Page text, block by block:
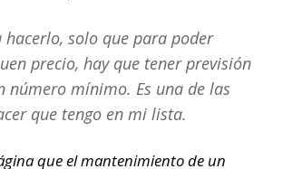
hacerlo, solo que para poder
precio, hay que tener previsión
número mínimo. Es una de las
que tengo en mi lista.
que el mantenimiento de un